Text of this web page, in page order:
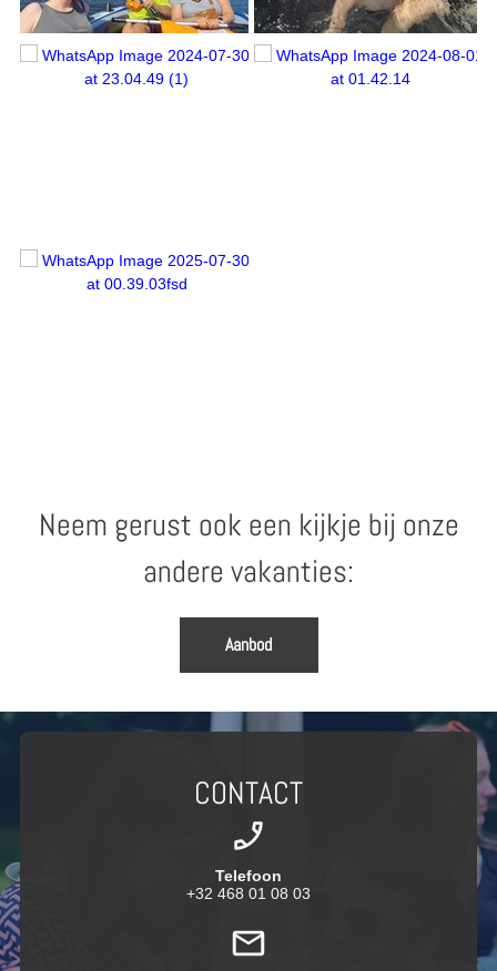
Neem gerust ook een kijkje bij onze
andere vakanties:
Aanbod
CONTACT
Telefoon
+32 468 01 08 03